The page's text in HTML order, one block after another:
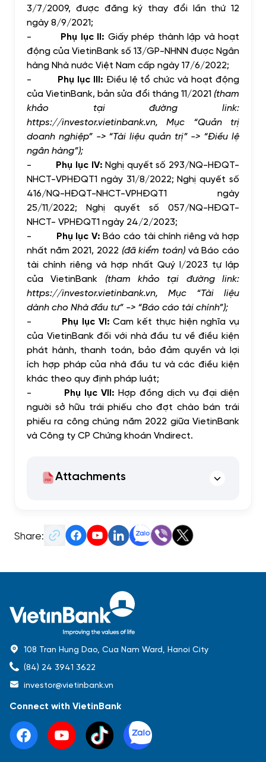
3/7/2009, được đăng ký thay đổi lần thứ 12
ngày 8/9/2021;
-
Phụ lục II: Giấy phép thành lập và hoạt
động của VietinBank số 13/GP-NHNN được Ngân
hàng Nhà nước Việt Nam cấp ngày 17/6/2022;
-
Phụ lục III: Điều lệ tổ chức và hoạt động
của VietinBank, bản sửa đổi tháng 11/2021 (tham
khảo tại đường link:
https://investor.vietinbank.vn, Mục “Quản trị
doanh nghiệp” -> “Tài liệu quản trị” -> “Điều lệ
ngân hàng”);
-
Phụ lục IV: Nghị quyết số 293/NQ-HĐQT-
NHCT-VPHĐQT1 ngày 31/8/2022; Nghị quyết số
416/NQ-HĐQT-NHCT-VPHĐQT1 ngày
25/11/2022; Nghị quyết số 057/NQ-HĐQT-
NHCT- VPHĐQT1 ngày 24/2/2023;
-
Phụ lục V: Báo cáo tài chính riêng và hợp
nhất năm 2021, 2022 (đã kiểm toán) và Báo cáo
tài chính riêng và hợp nhất Quý I/2023 tự lập
của VietinBank (tham khảo tại đường link:
https://investor.vietinbank.vn, Mục “Tài liệu
dành cho Nhà đầu tư” -> “Báo cáo tài chính”);
-
Phụ lục VI: Cam kết thực hiện nghĩa vụ
của VietinBank đối với nhà đầu tư về điều kiện
phát hành, thanh toán, bảo đảm quyền và lợi
ích hợp pháp của nhà đầu tư và các điều kiện
khác theo quy định pháp luật;
-
Phụ lục VII: Hợp đồng dịch vụ đại diện
người sở hữu trái phiếu cho đợt chào bán trái
phiếu ra công chúng năm 2022 giữa VietinBank
và Công ty CP Chứng khoán Vndirect.
Attachments
Share:
108 Tran Hung Dao, Cua Nam Ward, Hanoi City
(84) 24 3941 3622
investor@vietinbank.vn
Connect with VietinBank